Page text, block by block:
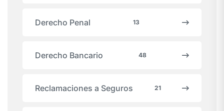
Derecho Penal 13
Derecho Bancario 48
Reclamaciones a Seguros 21